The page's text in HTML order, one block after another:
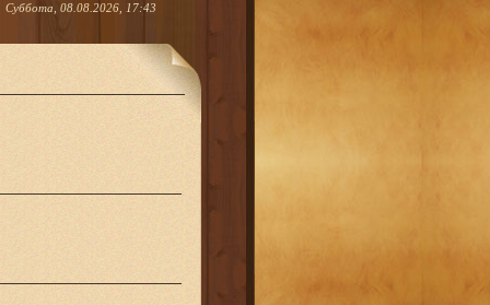
Суббота, 08.08.2026, 17:43